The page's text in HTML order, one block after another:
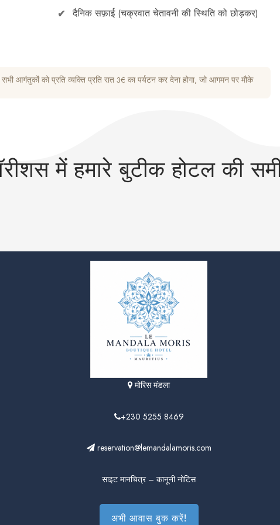
दैनिक सफ़ाई (चक्रवात चेतावनी की स्थिति को छोड़कर)
आगंतुकों को प्रति व्यक्ति प्रति रात 3€ का पर्यटन कर देना होगा, जो आगमन पर मौके
में हमारे बुटीक होटल की
मोरिस मंडला
+230 5255 8469
reservation@lemandalamoris.com
साइट मानचित्र– कानूनी नोटिस
अभी आवास बुक करें!